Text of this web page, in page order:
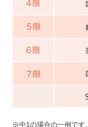
※中1の場合の一例です